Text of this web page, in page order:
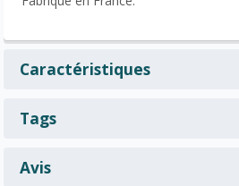
Caractéristiques
Tags
Avis